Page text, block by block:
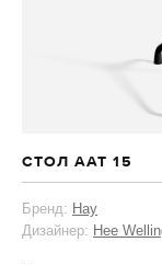
СТОЛ AAT 15
Бренд: Hay
Дизайнер: Hee